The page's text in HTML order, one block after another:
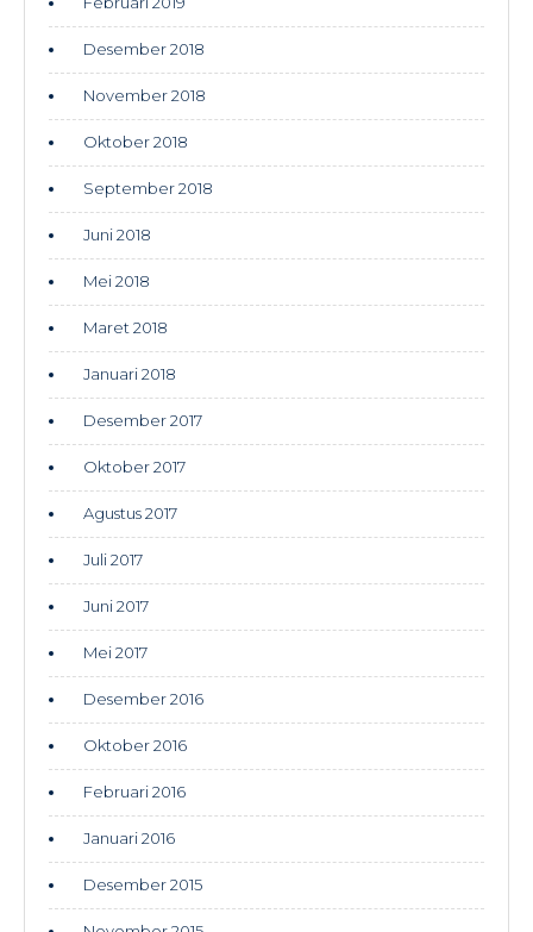
Desember 2018
November 2018
Oktober 2018
September 2018
Juni 2018
Mei 2018
Maret 2018
Januari 2018
Desember 2017
Oktober 2017
Agustus 2017
Juli 2017
Juni 2017
Mei 2017
Desember 2016
Oktober 2016
Februari 2016
Januari 2016
Desember 2015